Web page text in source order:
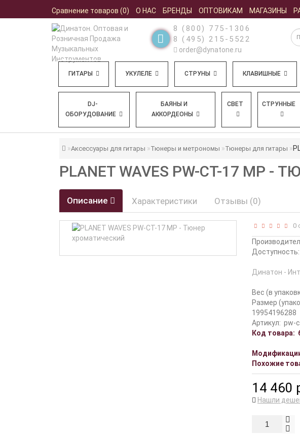
Сравнение товаров (0) О НАС БРЕНДЫ ОПТОВИКАМ МАГАЗИНЫ
8 (800) 775-1306
8 (495) 215-5522
order@dynatone.ru
ГИТАРЫ УКУЛЕЛЕ СТРУНЫ КЛАВИШНЫЕ
DJ-
ОБОРУДОВАНИЕ
БАЯНЫ И
АККОРДЕОНЫ
СВЕТ СТРУННЫЕ
Аксессуары для гитары Тюнеры и метрономы Тюнеры для гитары
PLANET WAVES PW-CT-17 MP
Описание Характеристики Отзывы (0)
0
Доступность:
Динатон -
Вес (в
Размер
19954196288
Артикул: pw-
Код товара:
Похожие
14 460
Нашли